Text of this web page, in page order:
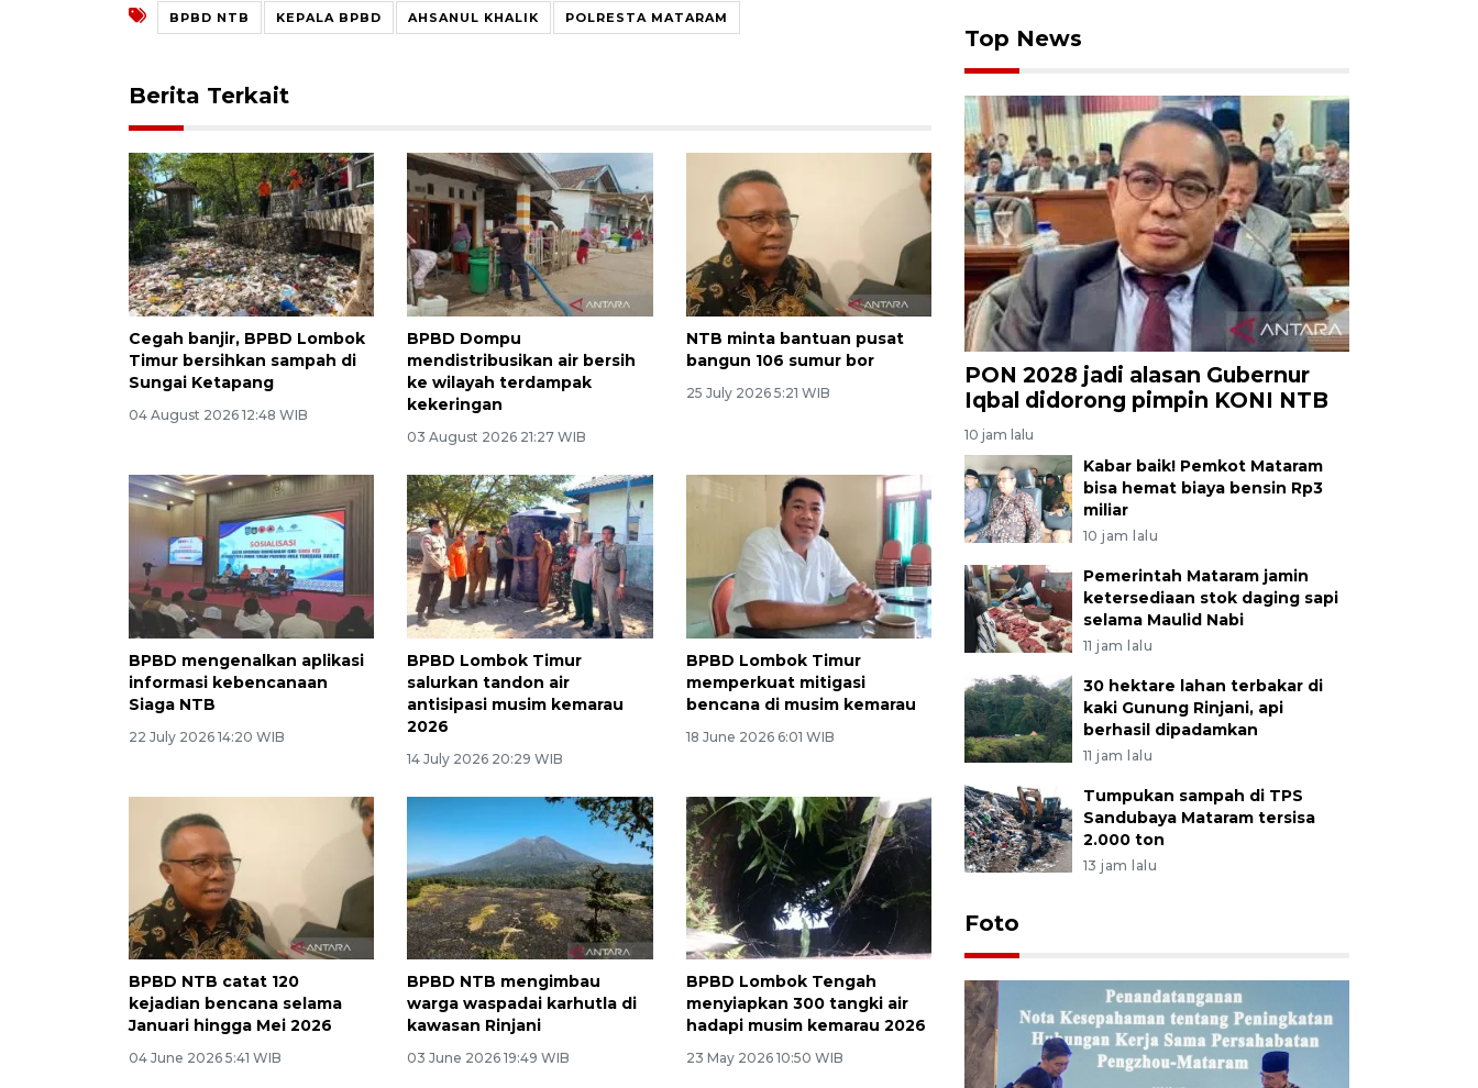
BPBD NTB KEPALA BPBD AHSANUL KHALIK POLRESTA MATARAM
Berita Terkait
Cegah banjir, BPBD Lombok
Timur bersihkan sampah di
Sungai Ketapang
04 August 2026 12:48 WIB
BPBD Dompu
mendistribusikan air bersih
ke wilayah terdampak
kekeringan
03 August 2026 21:27 WIB
NTB minta bantuan pusat
bangun 106 sumur bor
25 July 2026 5:21 WIB
BPBD mengenalkan aplikasi
informasi kebencanaan
Siaga NTB
22 July 2026 14:20 WIB
BPBD Lombok Timur
salurkan tandon air
antisipasi musim kemarau
2026
14 July 2026 20:29 WIB
BPBD Lombok Timur
memperkuat mitigasi
bencana di musim kemarau
18 June 2026 6:01 WIB
BPBD NTB catat 120
kejadian bencana selama
Januari hingga Mei 2026
04 June 2026 5:41 WIB
BPBD NTB mengimbau
warga waspadai karhutla di
kawasan Rinjani
03 June 2026 19:49 WIB
BPBD Lombok Tengah
menyiapkan 300 tangki air
hadapi musim kemarau 2026
23 May 2026 10:50 WIB
Top News
PON 2028 jadi alasan Gubernur
Iqbal didorong pimpin KONI NTB
10 jam lalu
Kabar baik! Pemkot Mataram
bisa hemat biaya bensin Rp3
miliar
10 jam lalu
Pemerintah Mataram jamin
ketersediaan stok daging sapi
selama Maulid Nabi
11 jam lalu
30 hektare lahan terbakar di
kaki Gunung Rinjani, api
berhasil dipadamkan
11 jam lalu
Tumpukan sampah di TPS
Sandubaya Mataram tersisa
2.000 ton
13 jam lalu
Foto